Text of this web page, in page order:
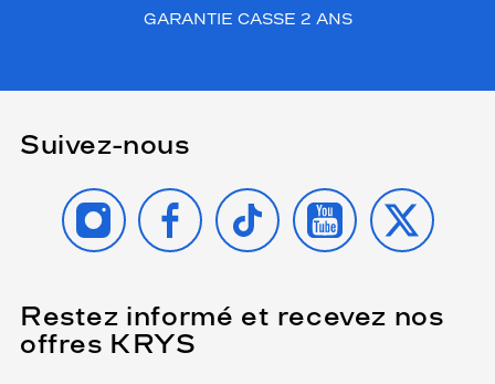
GARANTIE CASSE 2 ANS
Suivez-nous
INSTAGRAMFACEBOOK
TIKTOK YOUTUBE
X
Restez informé et recevez nos
offres KRYS
Name
(Ce
champ
est